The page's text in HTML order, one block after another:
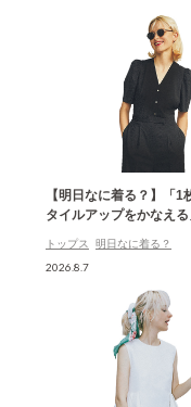
【明日なに着る？】「1
タイルアップをかなえ
トップス 明日なに着る？
2026.8.7